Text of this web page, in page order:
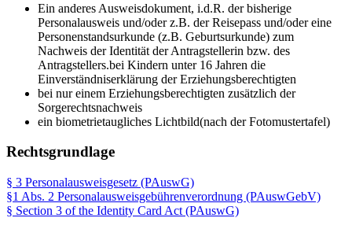
Ein anderes Ausweisdokument, i.d.R. der bisherige
Personalausweis und/oder z.B. der Reisepass und/oder eine
Personenstandsurkunde (z.B. Geburtsurkunde) zum
Nachweis der Identität der Antragstellerin bzw. des
Antragstellers.bei Kindern unter 16 Jahren die
Einverständniserklärung der Erziehungsberechtigten
bei nur einem Erziehungsberechtigten zusätzlich der
Sorgerechtsnachweis
ein biometrietaugliches Lichtbild(nach der Fotomustertafel)
Rechtsgrundlage
§ 3 Personalausweisgesetz (PAuswG)
§1 Abs. 2 Personalausweisgebührenverordnung (PAuswGebV)
§ Section 3 of the Identity Card Act (PAuswG)